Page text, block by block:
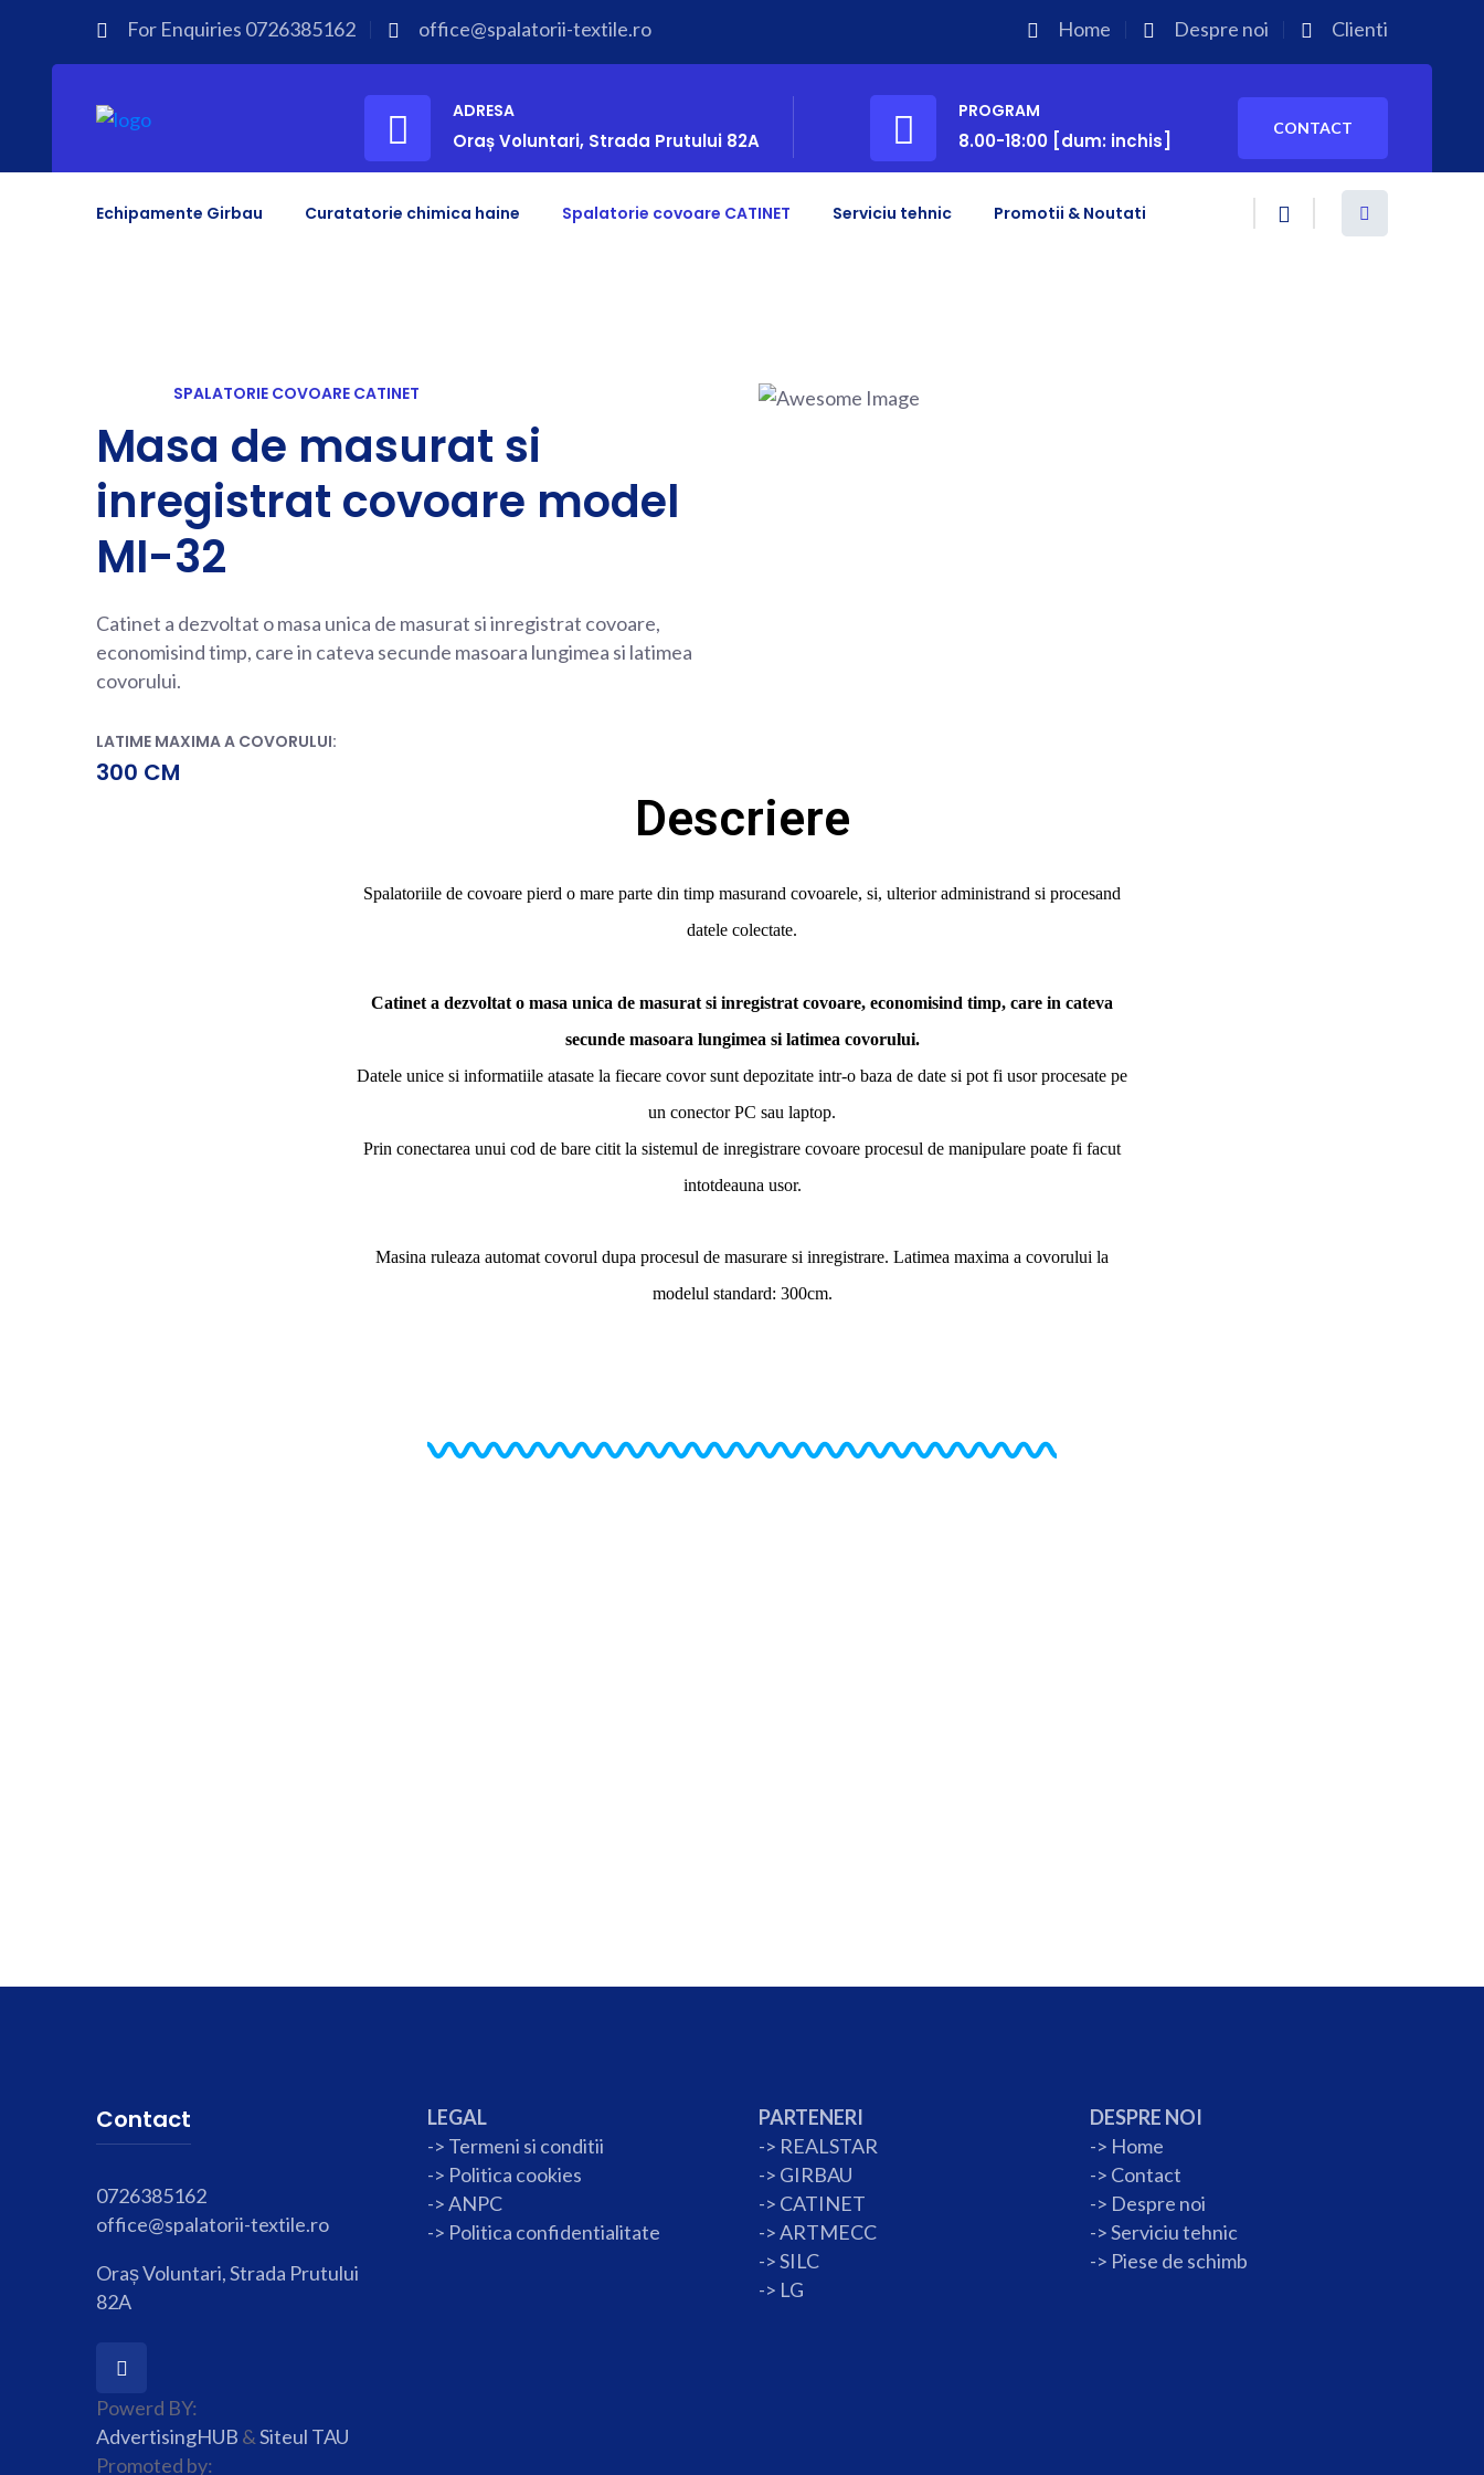
For Enquiries 0726385162 office@spalatorii-textile.ro Home Despre noi Clienti
ADRESA
Oraș Voluntari, Strada Prutului 82A
PROGRAM
8.00-18:00 [dum: inchis]
CONTACT
Echipamente Girbau Curatatorie chimica haine Spalatorie covoare CATINET Serviciu tehnic Promotii & Noutati
SPALATORIE COVOARE CATINET
Masa de masurat si
inregistrat covoare model
MI-32
Catinet a dezvoltat o masa unica de masurat si inregistrat covoare,
economisind timp, care in cateva secunde masoara lungimea si latimea
covorului.
LATIME MAXIMA A COVORULUI:
300 CM
Descriere
Spalatoriile de covoare pierd o mare parte din timp masurand covoarele, si, ulterior administrand si procesand
datele colectate.
Catinet a dezvoltat o masa unica de masurat si inregistrat covoare, economisind timp, care in cateva
secunde masoara lungimea si latimea covorului.
Datele unice si informatiile atasate la fiecare covor sunt depozitate intr-o baza de date si pot fi usor procesate pe
un conector PC sau laptop.
Prin conectarea unui cod de bare citit la sistemul de inregistrare covoare procesul de manipulare poate fi facut
intotdeauna usor.
Masina ruleaza automat covorul dupa procesul de masurare si inregistrare. Latimea maxima a covorului la
modelul standard: 300cm.
Contact
0726385162
office@spalatorii-textile.ro
Oraș Voluntari, Strada Prutului
82A
LEGAL
-> Termeni si conditii
-> Politica cookies
-> ANPC
-> Politica confidentialitate
PARTENERI
-> REALSTAR
-> GIRBAU
-> CATINET
->ARTMECC
->SILC
-> LG
DESPRE NOI
-> Home
-> Contact
-> Despre noi
->Serviciu tehnic
-> Piese de schimb
Powerd BY:
AdvertisingHUB &Siteul TAU
Promoted by: